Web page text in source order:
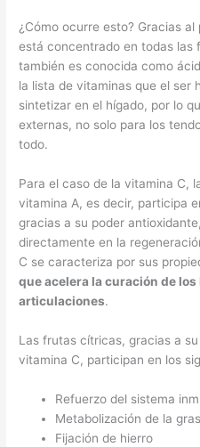
¿Cómo ocurre esto? Gracias
está concentrado en todas las
también es conocida como
la lista de vitaminas que el ser
sintetizar en el hígado, por lo
externas, no solo para los
todo.
Para el caso de la vitamina C,
vitamina A, es decir, participa
gracias a su poder
directamente en la
C se caracteriza por sus
que acelera la curación de
articulaciones.
Las frutas cítricas, gracias a
vitamina C, participan en los
Refuerzo del sistema
Metabolización de la
Fijación de hierro